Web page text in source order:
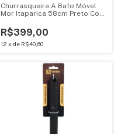
Churrasqueira A Bafo Móvel
Mor Itaparica 58cm Preto Com
R$399,00
12 x de R$40,60